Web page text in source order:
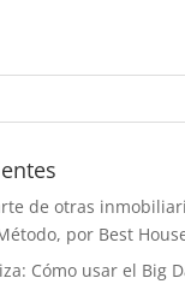
de otras
por Best
Cómo usar el Big